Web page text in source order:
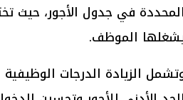
المحددة في جدول الأجور، حيث
الموظف.
الزيادة الدرجات